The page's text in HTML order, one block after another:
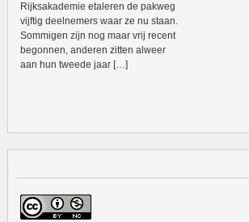
Rijksakademie etaleren de pakweg
vijftig deelnemers waar ze nu staan.
Sommigen zijn nog maar vrij recent
begonnen, anderen zitten alweer
aan hun tweede jaar […]